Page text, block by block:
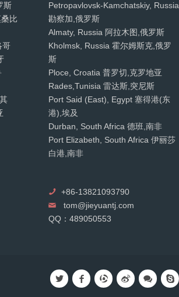
斯
比
哥
Petropavlovsk-Kamchatskiy, Russia
勘察加,俄罗斯
Almaty, Russia 阿拉木图,俄罗斯
Kholmsk, Russia 霍尔姆斯克,俄罗
斯
Ploce, Croatia 普罗切,克罗地亚
Rades,Tunisia 雷达斯,突尼斯
Port Said (East), Egypt 塞得港(东
港),埃及
Durban, South Africa 德班,南非
Port Elizabeth, South Africa 伊丽莎
白港,南非
+86-13821093790
tom@jieyuantj.com
QQ：489050553